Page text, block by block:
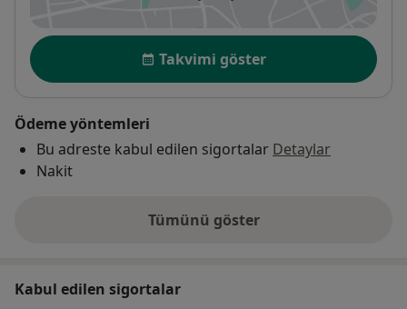
Uygunluk
Takvimi göster
Ödeme yöntemleri
Bu adreste kabul edilen sigortalar Detaylar
Nakit
Tümünü göster
adres hakkında
Kabul edilen sigortalar